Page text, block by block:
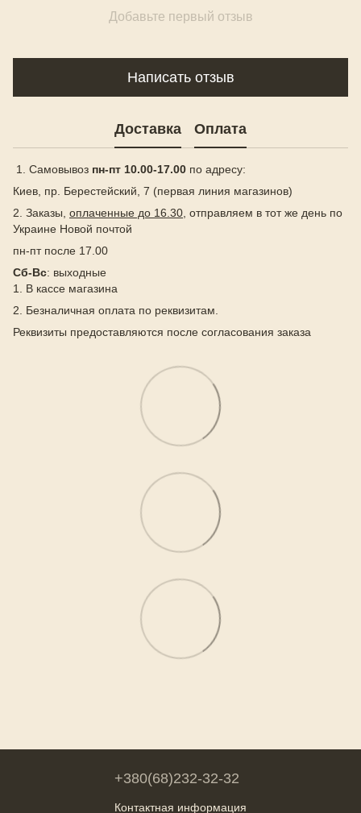
Добавьте первый отзыв
Написать отзыв
Доставка Оплата
1. Самовывоз пн-пт 10.00-17.00 по адресу:
Киев, пр. Берестейский, 7 (первая линия магазинов)
2. Заказы, оплаченные до 16.30, отправляем в тот же день по
Украине Новой почтой
пн-пт после 17.00
Сб-Вс: выходные
1. В кассе магазина
2. Безналичная оплата по реквизитам.
Реквизиты предоставляются после согласования заказа
+380(68)232-32-32
Контактная информация